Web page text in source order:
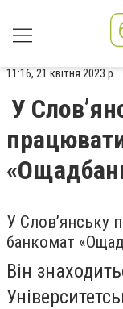
11:16, 21 квітня 2023 р.
У
У Слов’янську
банкомат
Він